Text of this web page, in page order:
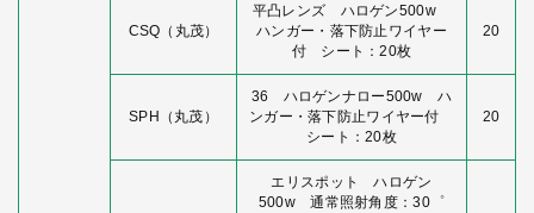
CSQ（丸茂）
平凸レンズ ハロゲン500w
ハンガー・落下防止ワイヤー
付 シート：20枚
20
SPH（丸茂）
36 ハロゲンナロー500w ハ
ンガー・落下防止ワイヤー付
シート：20枚
20
エリスポット ハロゲン
500w 通常照射角度：30゜